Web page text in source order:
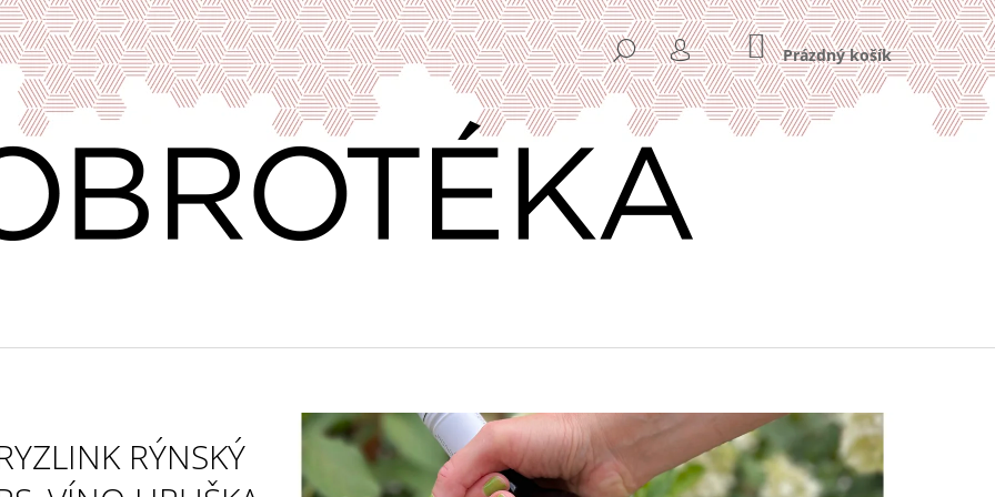
HLEDAT
PŘIHLÁŠENÍ
NÁKUPNÍ
KOŠÍK
Prázdný košík
RÝNSKÝ
CO POTŘEBUJETE NAJÍT?
HLEDAT
Následující
VÍNO & DOBROTY 11
PRAŽENÁ ZRNKOVÁ KÁVA HOME OFFICE